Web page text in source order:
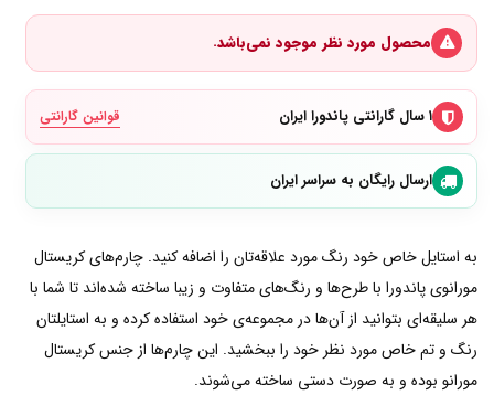
محصول مورد نظر موجود نمی‌باشد.
۱ سال گارانتی پاندورا ایران قوانین گارانتی
ارسال رایگان به سراسر ایران
به استایل خاص خود رنگ مورد علاقه‌تان را اضافه کنید. چارم‌های کریستال
مورانو‌ی پاندورا با طرح‌ها و رنگ‌های متفاوت و زیبا ساخته شده‌اند تا شما با
هر سلیقه‌ای بتوانید از آن‌ها در مجموعه‌ی خود استفاده کرده و به استایلتان
رنگ و تم خاص مورد نظر خود را ببخشید. این چارم‌ها از جنس کریستال
مورانو بوده و به صورت دستی ساخته می‌شوند.